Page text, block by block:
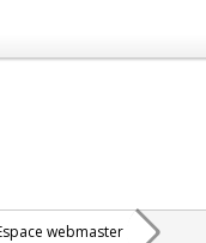
webmaster